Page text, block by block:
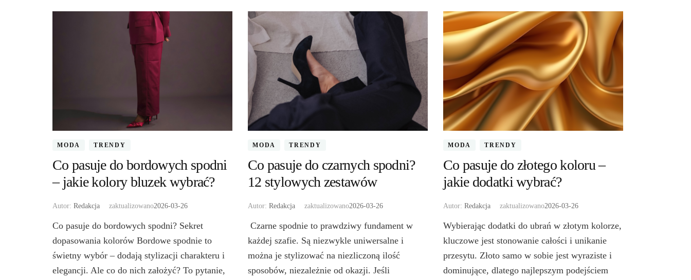
MODA TRENDY
Co pasuje do bordowych spodni
– jakie kolory bluzek wybrać?
Autor: Redakcja zaktualizowano2026-03-26
Co pasuje do bordowych spodni? Sekret
dopasowania kolorów Bordowe spodnie to
świetny wybór – dodają stylizacji charakteru i
elegancji. Ale co do nich założyć? To pytanie,
MODA TRENDY
Co pasuje do czarnych spodni?
12 stylowych zestawów
Autor: Redakcja zaktualizowano2026-03-26
Czarne spodnie to prawdziwy fundament w
każdej szafie. Są niezwykle uniwersalne i
można je stylizować na niezliczoną ilość
sposobów, niezależnie od okazji. Jeśli
MODA TRENDY
Co pasuje do złotego koloru –
jakie dodatki wybrać?
Autor: Redakcja zaktualizowano2026-03-26
Wybierając dodatki do ubrań w złotym kolorze,
kluczowe jest stonowanie całości i unikanie
przesytu. Złoto samo w sobie jest wyraziste i
dominujące, dlatego najlepszym podejściem